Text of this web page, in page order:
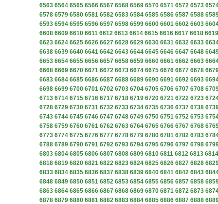
6563 6564 6565 6566 6567 6568 6569 6570 6571 6572 6573
6578 6579 6580 6581 6582 6583 6584 6585 6586 6587 6588
6593 6594 6595 6596 6597 6598 6599 6600 6601 6602 6603
6608 6609 6610 6611 6612 6613 6614 6615 6616 6617 6618 6619
6623 6624 6625 6626 6627 6628 6629 6630 6631 6632 6633
6638 6639 6640 6641 6642 6643 6644 6645 6646 6647 6648
6653 6654 6655 6656 6657 6658 6659 6660 6661 6662 6663
6668 6669 6670 6671 6672 6673 6674 6675 6676 6677 6678
6683 6684 6685 6686 6687 6688 6689 6690 6691 6692 6693
6698 6699 6700 6701 6702 6703 6704 6705 6706 6707 6708
6713 6714 6715 6716 6717 6718 6719 6720 6721 6722 6723
6728 6729 6730 6731 6732 6733 6734 6735 6736 6737 6738
6743 6744 6745 6746 6747 6748 6749 6750 6751 6752 6753
6758 6759 6760 6761 6762 6763 6764 6765 6766 6767 6768
6773 6774 6775 6776 6777 6778 6779 6780 6781 6782 6783
6788 6789 6790 6791 6792 6793 6794 6795 6796 6797 6798
6803 6804 6805 6806 6807 6808 6809 6810 6811 6812 6813 6814
6818 6819 6820 6821 6822 6823 6824 6825 6826 6827 6828
6833 6834 6835 6836 6837 6838 6839 6840 6841 6842 6843
6848 6849 6850 6851 6852 6853 6854 6855 6856 6857 6858
6863 6864 6865 6866 6867 6868 6869 6870 6871 6872 6873
6878 6879 6880 6881 6882 6883 6884 6885 6886 6887 6888